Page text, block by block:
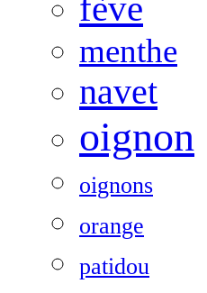
fève
menthe
navet
oignon
oignons
orange
patidou